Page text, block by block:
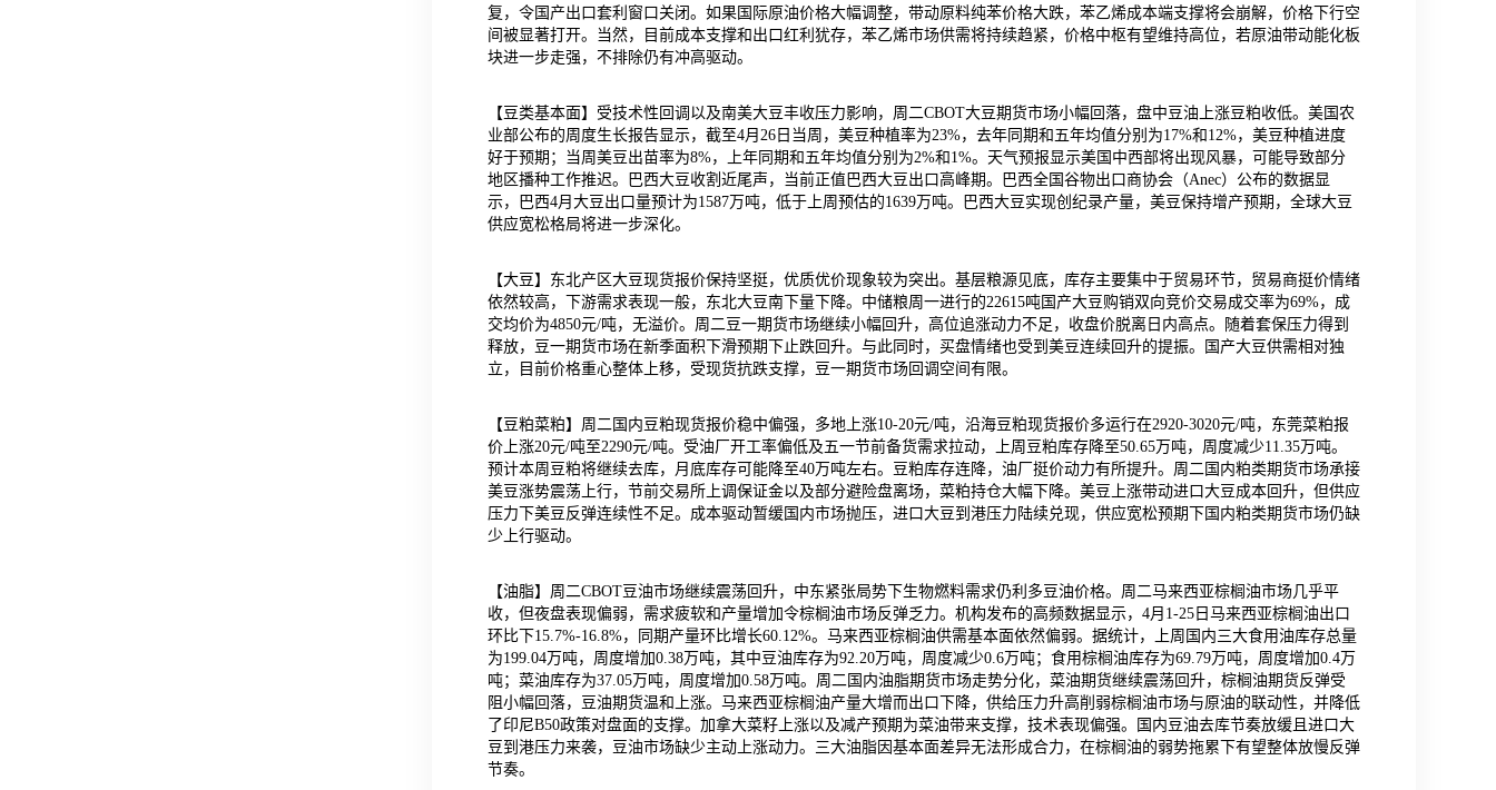
复，令国产出口套利窗口关闭。如果国际原油价格大幅调整，带动原料纯苯价格大跌，苯乙烯成本端支撑将会崩解，价格下行空
间被显著打开。当然，目前成本支撑和出口红利犹存，苯乙烯市场供需将持续趋紧，价格中枢有望维持高位，若原油带动能化板
块进一步走强，不排除仍有冲高驱动。
【豆类基本面】受技术性回调以及南美大豆丰收压力影响，周二CBOT大豆期货市场小幅回落，盘中豆油上涨豆粕收低。美国农
业部公布的周度生长报告显示，截至4月26日当周，美豆种植率为23%，去年同期和五年均值分别为17%和12%，美豆种植进度
好于预期；当周美豆出苗率为8%，上年同期和五年均值分别为2%和1%。天气预报显示美国中西部将出现风暴，可能导致部分
地区播种工作推迟。巴西大豆收割近尾声，当前正值巴西大豆出口高峰期。巴西全国谷物出口商协会（Anec）公布的数据显
示，巴西4月大豆出口量预计为1587万吨，低于上周预估的1639万吨。巴西大豆实现创纪录产量，美豆保持增产预期，全球大豆
供应宽松格局将进一步深化。
【大豆】东北产区大豆现货报价保持坚挺，优质优价现象较为突出。基层粮源见底，库存主要集中于贸易环节，贸易商挺价情绪
依然较高，下游需求表现一般，东北大豆南下量下降。中储粮周一进行的22615吨国产大豆购销双向竞价交易成交率为69%，成
交均价为4850元/吨，无溢价。周二豆一期货市场继续小幅回升，高位追涨动力不足，收盘价脱离日内高点。随着套保压力得到
释放，豆一期货市场在新季面积下滑预期下止跌回升。与此同时，买盘情绪也受到美豆连续回升的提振。国产大豆供需相对独
立，目前价格重心整体上移，受现货抗跌支撑，豆一期货市场回调空间有限。
【豆粕菜粕】周二国内豆粕现货报价稳中偏强，多地上涨10-20元/吨，沿海豆粕现货报价多运行在2920-3020元/吨，东莞菜粕报
价上涨20元/吨至2290元/吨。受油厂开工率偏低及五一节前备货需求拉动，上周豆粕库存降至50.65万吨，周度减少11.35万吨。
预计本周豆粕将继续去库，月底库存可能降至40万吨左右。豆粕库存连降，油厂挺价动力有所提升。周二国内粕类期货市场承接
美豆涨势震荡上行，节前交易所上调保证金以及部分避险盘离场，菜粕持仓大幅下降。美豆上涨带动进口大豆成本回升，但供应
压力下美豆反弹连续性不足。成本驱动暂缓国内市场抛压，进口大豆到港压力陆续兑现，供应宽松预期下国内粕类期货市场仍缺
少上行驱动。
【油脂】周二CBOT豆油市场继续震荡回升，中东紧张局势下生物燃料需求仍利多豆油价格。周二马来西亚棕榈油市场几乎平
收，但夜盘表现偏弱，需求疲软和产量增加令棕榈油市场反弹乏力。机构发布的高频数据显示，4月1-25日马来西亚棕榈油出口
环比下15.7%-16.8%，同期产量环比增长60.12%。马来西亚棕榈油供需基本面依然偏弱。据统计，上周国内三大食用油库存总量
为199.04万吨，周度增加0.38万吨，其中豆油库存为92.20万吨，周度减少0.6万吨；食用棕榈油库存为69.79万吨，周度增加0.4万
吨；菜油库存为37.05万吨，周度增加0.58万吨。周二国内油脂期货市场走势分化，菜油期货继续震荡回升，棕榈油期货反弹受
阻小幅回落，豆油期货温和上涨。马来西亚棕榈油产量大增而出口下降，供给压力升高削弱棕榈油市场与原油的联动性，并降低
了印尼B50政策对盘面的支撑。加拿大菜籽上涨以及减产预期为菜油带来支撑，技术表现偏强。国内豆油去库节奏放缓且进口大
豆到港压力来袭，豆油市场缺少主动上涨动力。三大油脂因基本面差异无法形成合力，在棕榈油的弱势拖累下有望整体放慢反弹
节奏。